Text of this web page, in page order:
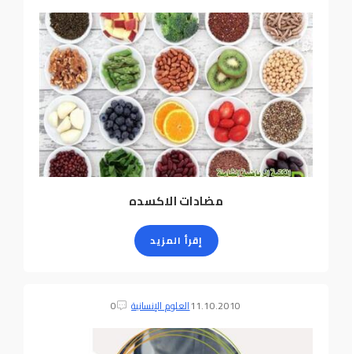
مضادات الاكسده
إقرأ المزيد
11.10.2010العلوم الإنسانية 0